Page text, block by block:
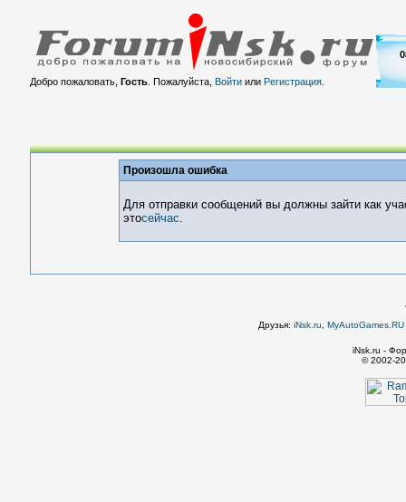
Добро пожаловать, Гость. Пожалуйста, Войтиили Регистрация.
Произошла ошибка
Для отправки сообщений вы должны зайти как
этосейчас.
Друзья: iNsk.ru
iNsk.ru -
© 2002-